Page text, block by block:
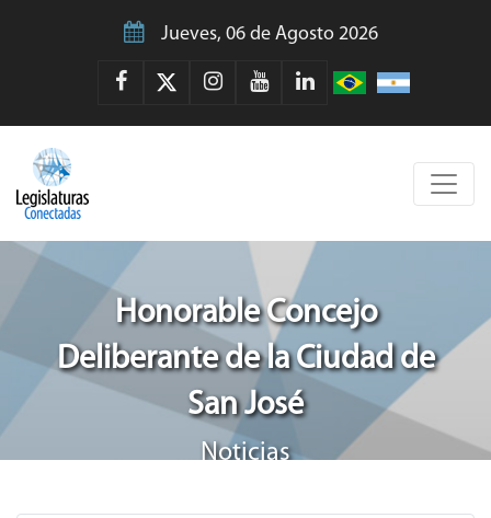
Jueves, 06 de Agosto 2026
Honorable Concejo
Deliberante de la Ciudad de
San José
Noticias